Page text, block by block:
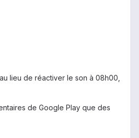
lieu de réactiver le son à 08h00,
de Google Play que des